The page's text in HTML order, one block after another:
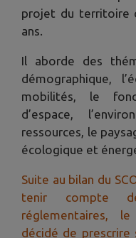
projet du territoire
ans.
Il aborde des
démographique,
mobilités, le
d’espace,
ressources, le
écologique et
Suite au bilan du
tenir compte
réglementaires,
décidé de prescrire